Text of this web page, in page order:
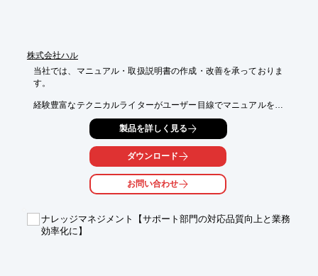
株式会社ハル
当社では、マニュアル・取扱説明書の作成・改善を承っておりま
す。
経験豊富なテクニカルライターがユーザー目線でマニュアルを作
エンドユーザーがきちんと理解し、正しく安全に、さらには便利
製品を使っていただけます。
また、構成や文章を考えるところから、取扱説明書制作をまるご
数を
削減し、他の業務にあてることができます。
製品を詳しく見る
ダウンロード
お問い合わせ
ナレッジマネジメント【サポート部門の対応品質向上と業務
効率化に】